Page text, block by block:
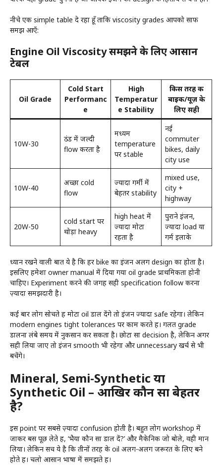
नीचे एक simple table दे रहा हूँ ताकि viscosity grades आपको साफ
समझ आएँ:
Engine Oil Viscosity समझने के लिए आसान
टेबल
Oil Grade
Cold Start
Performanc
e
High
Temperatur
e Stability
किस तरह की
बाइक/यूज़ के
लिए सही
10W-30
ठंड में जल्दी
flow करता है
मध्यम
temperature
पर stable
नई
commuter
bikes, daily
city use
10W-40
अच्छा cold
flow
ज्यादा गर्मी में
बेहतर stability
mixed use,
city +
highway
20W-50
cold start पर
थोड़ा heavy
high heat में
ज्यादा मोटा
रहता है
पुराने इंजन,
ज्यादा load या
गर्म इलाके
ध्यान रखने वाली बात ये है कि हर bike का इंजन अलग design का होता है।
इसलिए हमेशा owner manual में दिया गया oil grade प्राथमिकता होनी
चाहिए। Experiment करने की जगह सही specification follow करना
ज़्यादा समझदारी है।
कई बार लोग सोचते हैं मोटा oil डाल देंगे तो इंजन ज्यादा safe रहेगा। लेकिन
modern engines tight tolerances पर काम करते हैं। गलत grade
डालना लंबे समय में नुकसान कर सकता है। छोटा सा decision है, लेकिन अगर
सही लिया जाए तो इंजन smooth भी रहेगा और unnecessary खर्च से भी
बचेंगे।
Mineral, Semi-Synthetic या
Synthetic Oil – आखिर कौन सा बेहतर
है?
इस point पर सबसे ज़्यादा confusion होती है। बहुत लोग workshop में
जाकर बस पूछ लेते हैं, ‘भैया कौन सा डाल दें?’ और मैकेनिक जो बोले, वही मान
लिया। लेकिन सच ये है कि तीनों तरह के oil अलग-अलग जरूरत के लिए बने
होते हैं। चलो आसान भाषा में समझते हैं।